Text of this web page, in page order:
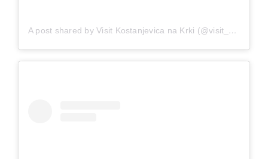
A post shared by Visit Kostanjevica na Krki (@visit_kostanjevicanakrki)